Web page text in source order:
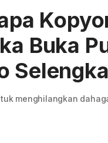
Buka
menghilangkan